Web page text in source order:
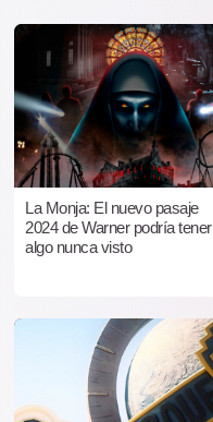
La Monja: El nuevo pasaje
2024 de Warner podría tener
algo nunca visto